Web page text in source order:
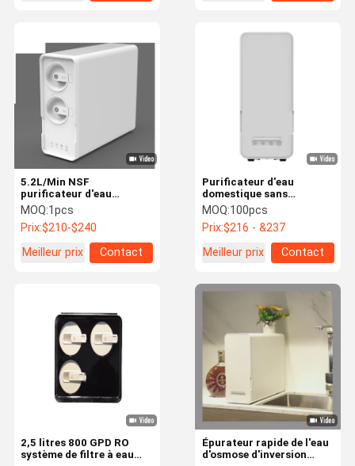
Produits
À Propos De
Nous
Visite De
L'usine
Purificateur d'eau
domestique sans
réservoir Ro 600 Gpd
Osmose inverse
MOQ:100pcs
Prix:$216 - &237
Meilleur prix
Contact
5.2L/Min NSF
purificateur d'eau
domestique filtre à eau
électrique sans réservoir
Ro
MOQ:1pcs
Prix:$210-$240
Meilleur prix
Contact
Épurateur rapide de l'eau
d'osmose d'inversion
2,5 litres 800 GPD RO
système de filtre à eau